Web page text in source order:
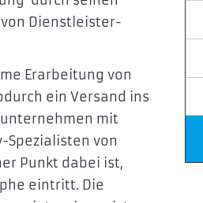
Dienstleister-
Erarbeitung von
ein Versand ins
mit
Spezialisten von
Punkt dabei ist,
eintritt. Die